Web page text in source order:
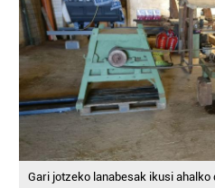
Gari jotzeko lanabesak ikusi